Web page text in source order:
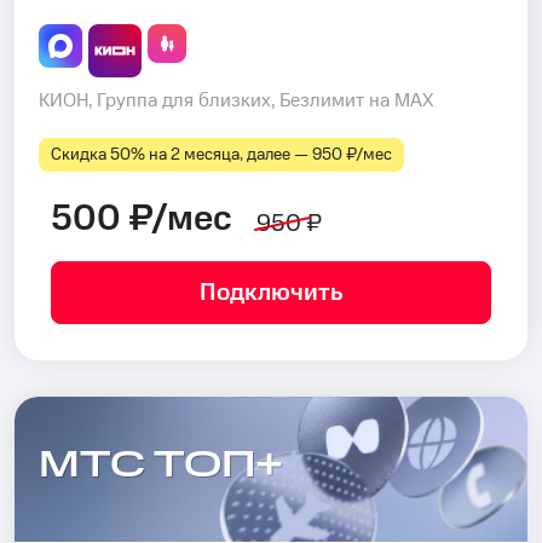
КИОН, Группа для близких, Безлимит на MAX
Скидка 50% на 2 месяца, далее — 950 ₽⁠/⁠мес
500 ₽/мес 950 ₽
Подключить
МТС ТОП+